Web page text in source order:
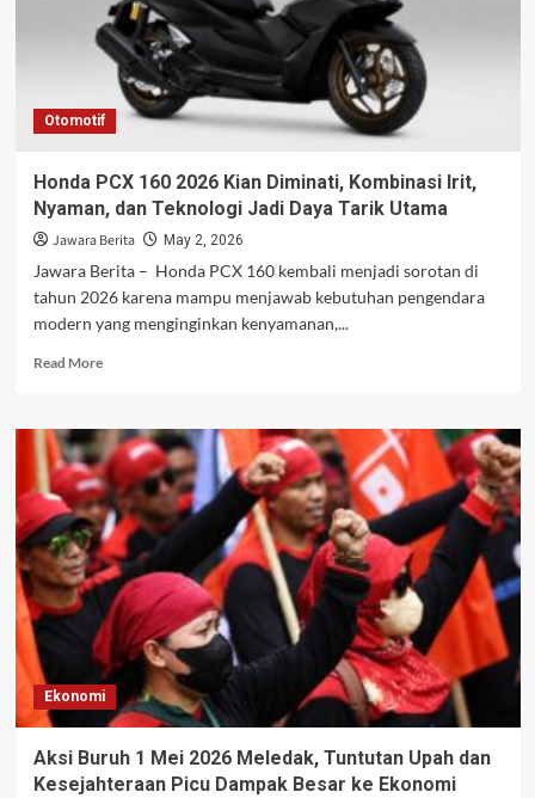
Thomas
2026
Usai
Bungkam
India
3-
Otomotif
Honda PCX 160 2026 Kian Diminati, Kombinasi Irit,
Nyaman, dan Teknologi Jadi Daya Tarik Utama
Jawara Berita May 2, 2026
Jawara Berita – Honda PCX 160 kembali menjadi sorotan di
tahun 2026 karena mampu menjawab kebutuhan pengendara
modern yang menginginkan kenyamanan,...
Read MoreRead
Honda
PCX
160
2026
Kian
Diminati,
Kombinasi
Irit,
Nyaman,
dan
Teknologi
Jadi
Daya
Tarik
Ekonomi
Aksi Buruh 1 Mei 2026 Meledak, Tuntutan Upah dan
Kesejahteraan Picu Dampak Besar ke Ekonomi